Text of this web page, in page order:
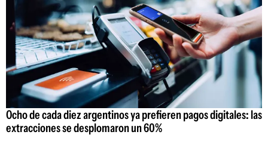
Ocho de cada diez argentinos ya prefieren pagos digitales: las
extracciones se desplomaron un 60%